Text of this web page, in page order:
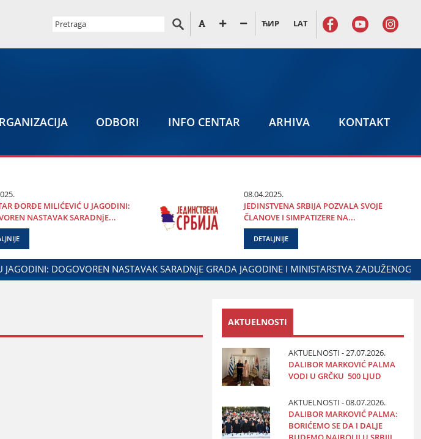
ЋИР LAT
ODBORI INFO CENTAR ARHIVA KONTAKT
ĐORĐE MILIĆEVIĆ U ЈAGODINI:
NASTAVAK SARADNjE...
08.04.2025.
ЈEDINSTVENA SRBIЈA POZVALA SVOЈE
ČLANOVE I SIMPATIZERE NA...
DETALJNIJE
ZADUŽENOG ZA ODNOSE SA DIЈASPOROM DALIBOR MARKOVIĆ NA OBELEŽAVANjU
AKTUELNOSTI
AKTUELNOSTI - 27.07.2026.
DALIBOR MARKOVIĆ PALMA
VODI U GRČKU 500 LJUD
AKTUELNOSTI - 08.07.2026.
DALIBOR MARKOVIĆ PALMA:
BORIĆEMO SE DA I DALJE